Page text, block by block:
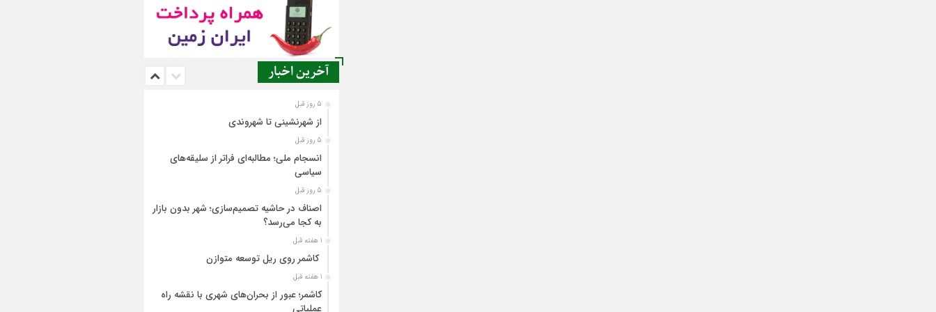
آخرین اخبار
5 روز قبل
از شهرنشینی تا شهروندی
5 روز قبل
انسجام ملی؛ مطالبه‌ای فراتر از سلیقه‌های
سیاسی
5 روز قبل
اصناف در حاشیه تصمیم‌سازی؛ شهر بدون بازار
به کجا می‌رسد؟
1 هفته قبل
کاشمر روی ریل توسعه متوازن
1 هفته قبل
کاشمر؛ عبور از بحران‌های شهری با نقشه راه
عملیاتی